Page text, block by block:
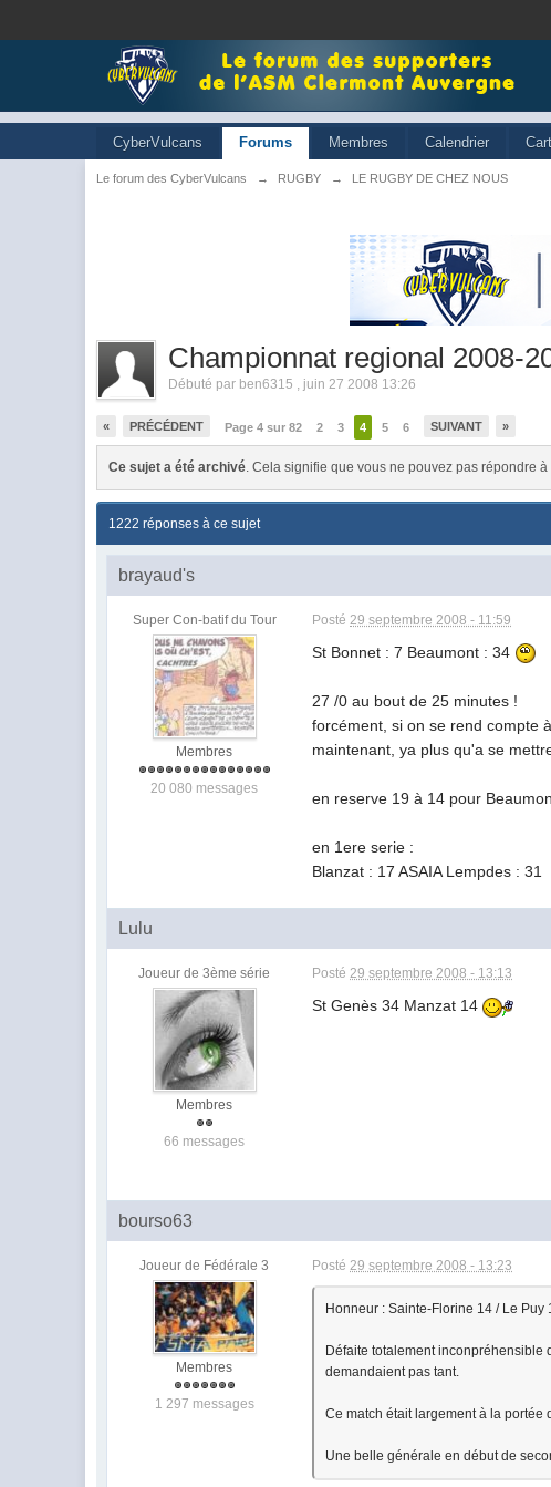
CyberVulcans Forums Membres Calendrier
Le forum des CyberVulcans → RUGBY → LE RUGBY DE CHEZ NOUS
Championnat regional 2008-
Débuté par ben6315 , juin 27 2008 13:26
« PRÉCÉDENT Page 4 sur 82 2 3 4 5 6 SUIVANT »
Ce sujet a été archivé. Cela signifie que vous ne pouvez pas répondre à
1222 réponses à ce sujet
brayaud's
Super Con-batif du Tour
Membres
20 080 messages
Posté29 septembre 2008 - 11:59
St Bonnet : 7 Beaumont : 34
27 /0 au bout de 25 minutes !
forcément, si on se rend compte
maintenant, ya plus qu'a se
en reserve 19 à 14 pour
en 1ere serie :
Blanzat : 17 ASAIA Lempdes : 31
Lulu
Joueur de 3ème série
Membres
66 messages
Posté29 septembre 2008 - 13:13
St Genès 34 Manzat 14
bourso63
Joueur de Fédérale 3
Membres
1 297 messages
Posté29 septembre 2008 - 13:23
Honneur : Sainte-Florine 14 / Le Puy
Défaite totalement inconpréhensible
demandaient pas tant.
Ce match était largement à la portée
Une belle générale en début de